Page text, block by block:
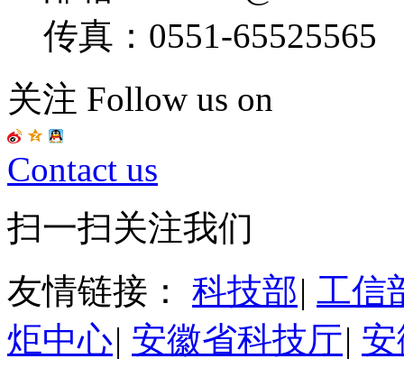
传真：0551-65525565
关注 Follow us on
Contact us
扫一扫关注我们
友情链接：
科技部| 工信
炬中心| 安徽省科技厅|